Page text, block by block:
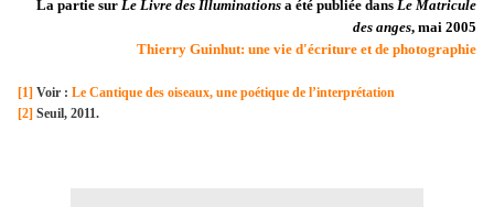
La partie sur Le Livre des Illuminations a été publiée dans Le Matricule
des anges, mai 2005
Thierry Guinhut: une vie d'écriture et de photographie
[1] Voir : Le Cantique des oiseaux, une poétique de l’interprétation
[2] Seuil, 2011.